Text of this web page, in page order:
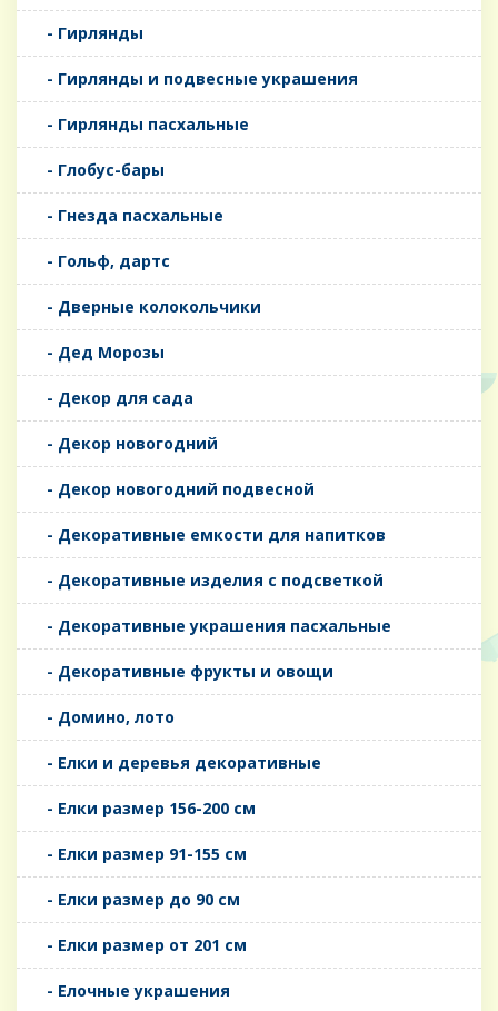
- Гирлянды
- Гирлянды и подвесные украшения
- Гирлянды пасхальные
- Глобус-бары
- Гнезда пасхальные
- Гольф, дартс
- Дверные колокольчики
- Дед Морозы
- Декор для сада
- Декор новогодний
- Декор новогодний подвесной
- Декоративные емкости для напитков
- Декоративные изделия с подсветкой
- Декоративные украшения пасхальные
- Декоративные фрукты и овощи
- Домино, лото
- Елки и деревья декоративные
- Елки размер 156-200 см
- Елки размер 91-155 см
- Елки размер до 90 см
- Елки размер от 201 см
- Елочные украшения